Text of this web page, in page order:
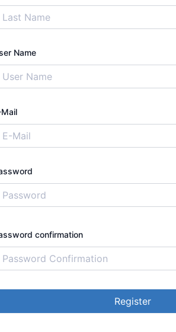
Name
Mail
confirmation
Register